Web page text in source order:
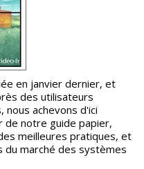
des utilisateurs
achevons d'ici
de notre guide papier,
meilleures pratiques, et
du marché des systèmes